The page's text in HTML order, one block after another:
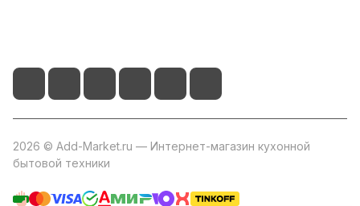
2026 © Add-Market.ru — Интернет-магазин кухонной
бытовой техники